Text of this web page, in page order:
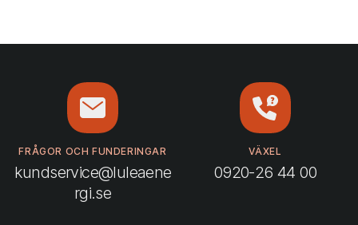
FRÅGOR OCH FUNDERINGAR
kundservice@luleaene
rgi.se
VÄXEL
0920-26 44 00